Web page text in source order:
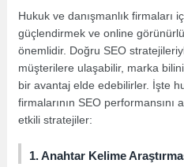
Hukuk ve danışmanlık firmaları
güçlendirmek ve online
önemlidir. Doğru SEO
müşterilere ulaşabilir, marka
bir avantaj elde edebilirler. İşte
firmalarının SEO
etkili stratejiler:
1. Anahtar Kelime